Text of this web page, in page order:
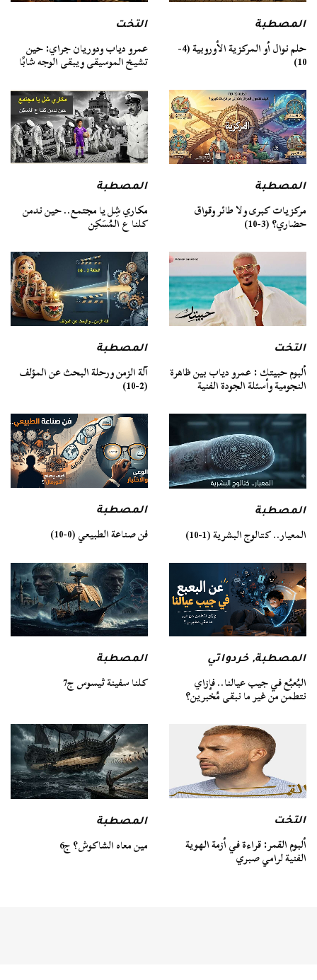
المصطبة
حلم نوال أو المركزية الأوروبية (4-
10)
التخت
عمرو دياب ودوريان جراي: حين
تشيخ الموسيقى ويبقى الوجه شابًا
المصطبة
مركزيات كبرى ولا طائر وقواق
حضاري؟ (3-10)
المصطبة
مكاري شِل يا مجتمع.. حين ندمن
كلنا ع المُسَكِن
التخت
ألبوم حبيتك : عمرو دياب بين ظاهرة
النجومية وأسئلة الجودة الفنية
المصطبة
آلة الزمن ورحلة البحث عن المؤلف
(2-10)
المصطبة
المعيار.. كتالوج البشرية (1-10)
المصطبة
فن صناعة الطبيعي (0-10)
المصطبة,خردواتي
البُعبُع في جيب عيالنا.. فإزاي
نتطمن من غير ما نبقى مُخبرين؟
المصطبة
كلنا سفينة ثيسوس ج7
التخت
ألبوم القمر: قراءة في أزمة الهوية
الفنية لرامي صبري
المصطبة
مين معاه الشاكوش؟ ج6